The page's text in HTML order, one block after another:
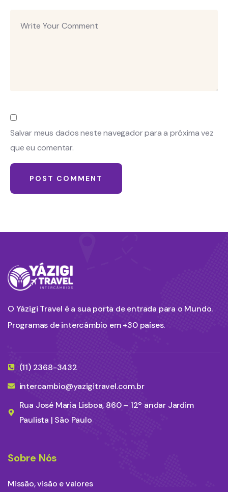
Salvar meus dados neste navegador para a próxima vez
que eu comentar.
O Yázigi Travel é a sua porta de entrada para o Mundo.
Programas de intercâmbio em +30 países.
(11) 2368-3432
intercambio@yazigitravel.com.br
Rua José Maria Lisboa, 860 – 12º andar Jardim
Paulista | São Paulo
Sobre Nós
Missão, visão e valores